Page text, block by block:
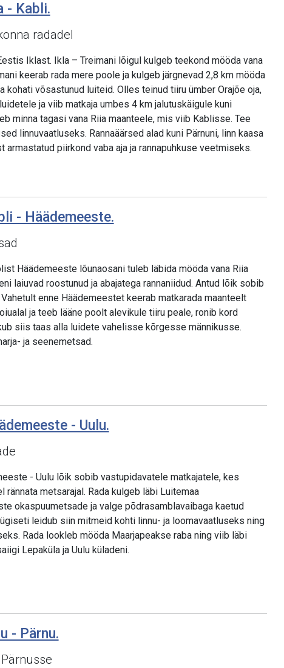
- Kabli.
radadel
Iklast. Ikla – Treimani lõigul kulgeb teekond mööda vana
keerab rada mere poole ja kulgeb järgnevad 2,8 km mööda
kohati võsastunud luiteid. Olles teinud tiiru ümber Orajõe oja,
ja viib matkaja umbes 4 km jalutuskäigule kuni
minna tagasi vana Riia maanteele, mis viib Kablisse. Tee
linnuvaatluseks. Rannaäärsed alad kuni Pärnuni, linn kaasa
armastatud piirkond vaba aja ja rannapuhkuse veetmiseks.
- Häädemeeste.
Häädemeeste lõunaosani tuleb läbida mööda vana Riia
laiuvad roostunud ja abajatega rannaniidud. Antud lõik sobib
enne Häädemeestet keerab matkarada maanteelt
ja teeb lääne poolt alevikule tiiru peale, ronib kord
siis taas alla luidete vahelisse kõrgesse männikusse.
ja seenemetsad.
- Uulu.
- Uulu lõik sobib vastupidavatele matkajatele, kes
rännata metsarajal. Rada kulgeb läbi Luitemaa
okaspuumetsade ja valge põdrasamblavaibaga kaetud
leidub siin mitmeid kohti linnu- ja loomavaatluseks ning
Rada lookleb mööda Maarjapeakse raba ning viib läbi
Lepaküla ja Uulu küladeni.
- Pärnu.